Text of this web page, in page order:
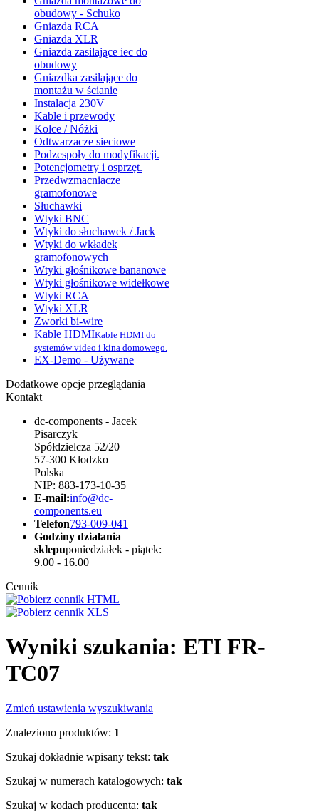
obudowy - Schuko
Gniazda RCA
Gniazda XLR
Gniazda zasilające iec do
obudowy
Gniazdka zasilające do
montażu w ścianie
Instalacja 230V
Kable i przewody
Kolce / Nóżki
Odtwarzacze sieciowe
Podzespoły do modyfikacji.
Potencjometry i osprzęt.
Przedwzmacniacze
gramofonowe
Słuchawki
Wtyki BNC
Wtyki do słuchawek / Jack
Wtyki do wkładek
gramofonowych
Wtyki głośnikowe bananowe
Wtyki głośnikowe widełkowe
Wtyki RCA
Wtyki XLR
Zworki bi-wire
Kable HDMIKable HDMI do
systemów video i kina domowego.
EX-Demo - Używane
Dodatkowe opcje przeglądania
Kontakt
dc-components - Jacek
Pisarczyk
Spółdzielcza 52/20
57-300 Kłodzko
Polska
NIP: 883-173-10-35
E-mail:info@dc-
components.eu
Telefon793-009-041
Godziny działania
sklepuponiedziałek - piątek:
9.00 - 16.00
Cennik
Wyniki szukania: ETI FR-
TC07
Zmień ustawienia wyszukiwania
Znaleziono produktów: 1
Szukaj dokładnie wpisany tekst: tak
Szukaj w numerach katalogowych: tak
Szukaj w kodach producenta: tak